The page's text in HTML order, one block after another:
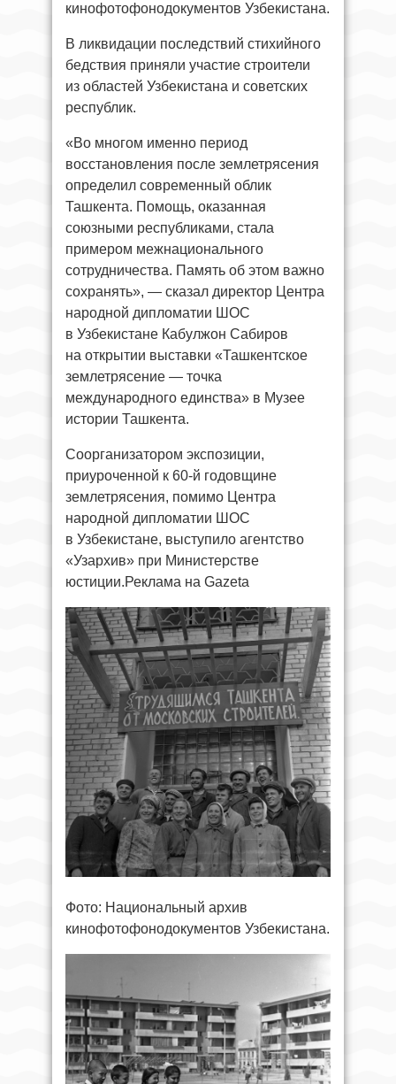
кинофотофонодокументов Узбекистана.
В ликвидации последствий стихийного
бедствия приняли участие строители
из областей Узбекистана и советских
республик.
«Во многом именно период
восстановления после землетрясения
определил современный облик
Ташкента. Помощь, оказанная
союзными республиками, стала
примером межнационального
сотрудничества. Память об этом важно
сохранять», — сказал директор Центра
народной дипломатии ШОС
в Узбекистане Кабулжон Сабиров
на открытии выставки «Ташкентское
землетрясение — точка
международного единства» в Музее
истории Ташкента.
Соорганизатором экспозиции,
приуроченной к 60-й годовщине
землетрясения, помимо Центра
народной дипломатии ШОС
в Узбекистане, выступило агентство
«Узархив» при Министерстве
юстиции.Реклама на Gazeta
Фото: Национальный архив
кинофотофонодокументов Узбекистана.